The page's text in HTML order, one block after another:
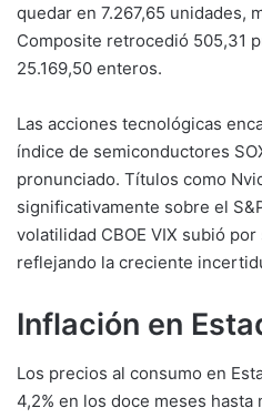
quedar en 7.267,65 unidades,
Composite retrocedió 505,31
25.169,50 enteros.
Las acciones tecnológicas
índice de semiconductores
pronunciado. Títulos como
significativamente sobre el
volatilidad CBOE VIX subió
reflejando la creciente
Inflación en
Los precios al consumo en
4,2% en los doce meses